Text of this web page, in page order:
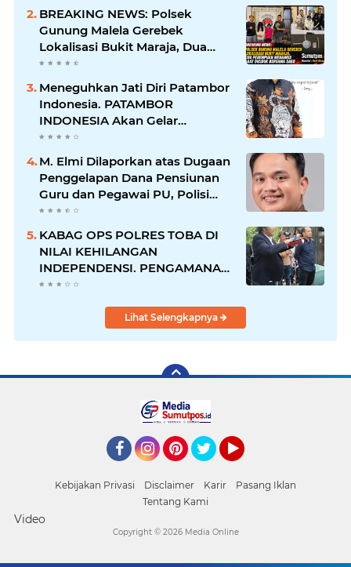
BREAKING NEWS: Polsek
Gunung Malela Gerebek
Lokalisasi Bukit Maraja, Dua
Perempuan Menangis Saat
Diciduk Bersama Sabu
Meneguhkan Jati Diri Patambor
Indonesia. PATAMBOR
INDONESIA Akan Gelar
RAKERNAS II Di Jakarta.
M. Elmi Dilaporkan atas Dugaan
Penggelapan Dana Pensiunan
Guru dan Pegawai PU, Polisi
Pastikan Proses Hukum
KABAG OPS POLRES TOBA DI
NILAI KEHILANGAN
INDEPENDENSI. PENGAMANAN
PENEMBOKAN TANAH DI
Lihat Selengkapnya
Kebijakan Privasi Disclaimer Karir
Pasang Iklan
Tentang Kami
Video
Copyright © 2026 Media Online